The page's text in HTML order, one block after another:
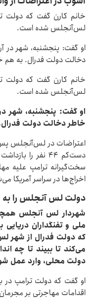
خانم کارن گفت که دولت
لس‌آنجلس شده است.
او گفت: پنجشنبه، شهر
دخالت دولت فدرال. به هم
خانم کارن گفت که دولت
لس‌آنجلس شده است.
او گفت: پنجشنبه، شهر
خاطر دخالت دولت
اعتراضات در لس‌آنجلس پس
دست‌کم ۴۴ نفر
سخت‌گیرانه ترامپ علیه
اخراج‌ها در سراسر آمریکا
دولت لس آنجلس را به
شهردار لس آنجلس
ملی و تفنگداران
که دولت فدرال از شهر
می‌کند تا ببیند تا چه
دولت محلی، وارد عمل
او گفت که دولت ترامپ در
اقدامات مهاجرتی بر